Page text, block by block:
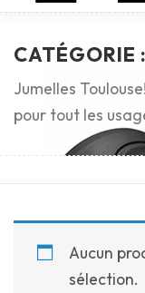
A PROPOS
CATÉGORIE :
Jumelles
pour tout les
Aucun
sélection.